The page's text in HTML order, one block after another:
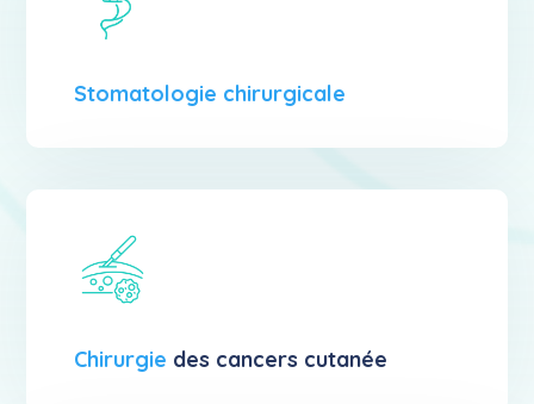
Stomatologie chirurgicale
Chirurgie des cancers cutanée